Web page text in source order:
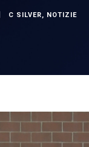
C SILVER, NOTIZIE